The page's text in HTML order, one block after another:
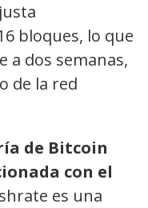
bloques, lo que
a dos semanas,
de la red
de Bitcoin
con el
es una